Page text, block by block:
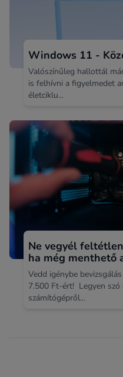
Windows 11 -
Valószínűleg hallottál
is felhívni a figyelmedet
életciklu...
Ne vegyél
ha még menthető
Vedd igénybe
7.500 Ft-ért! Legyen szó
számítógépről...